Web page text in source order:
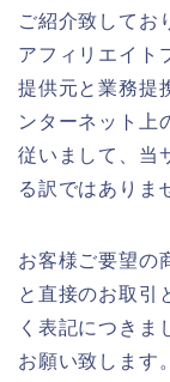
ご紹介致してお
アフィリエイト
提供元と業務提
ンターネット上
従いまして、当
る訳ではありま
お客様ご要望の
と直接のお取引
く表記につきま
お願い致します。